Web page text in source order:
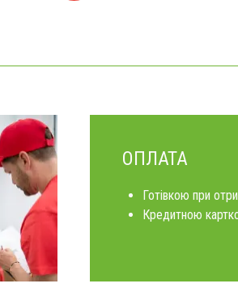
ОПЛАТА
Готівкою при
Кредитною